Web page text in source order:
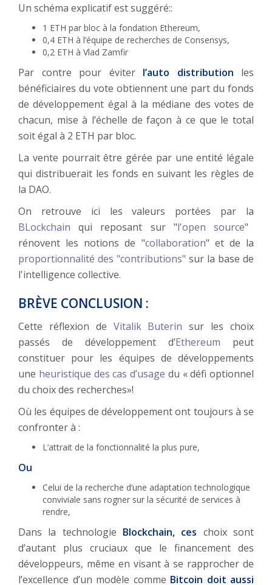
Un schéma explicatif est suggéré::
1 ETH par bloc à la fondation Ethereum,
0,4 ETH à l’équipe de recherches de Consensys,
0,2 ETH à Vlad Zamfir
Par contre pour éviter l’auto distribution les
bénéficiaires du vote obtiennent une part du fonds
de développement égal à la médiane des votes de
chacun, mise à l’échelle de façon à ce que le total
soit égal à 2 ETH par bloc.
La vente pourrait être gérée par une entité légale
qui distribuerait les fonds en suivant les règles de
la DAO.
On retrouve ici les valeurs portées par la
BLockchain qui reposant sur "l'open source"
rénovent les notions de "collaboration" et de la
proportionnalité des "contributions" sur la base de
l'intelligence collective.
BRÈVE CONCLUSION :
Cette réflexion de Vitalik Buterin sur les choix
passés de développement d’Ethereum peut
constituer pour les équipes de développements
une heuristique des cas d’usage du « défi optionnel
du choix des recherches»!
Où les équipes de développement ont toujours à se
confronter à :
L’attrait de la fonctionnalité la plus pure,
Ou
Celui de la recherche d’une adaptation technologique
conviviale sans rogner sur la sécurité de services à
rendre,
Dans la technologie Blockchain, ces choix sont
d’autant plus cruciaux que le financement des
développeurs, même en visant à se rapprocher de
l’excellence d’un modèle comme Bitcoin doit aussi